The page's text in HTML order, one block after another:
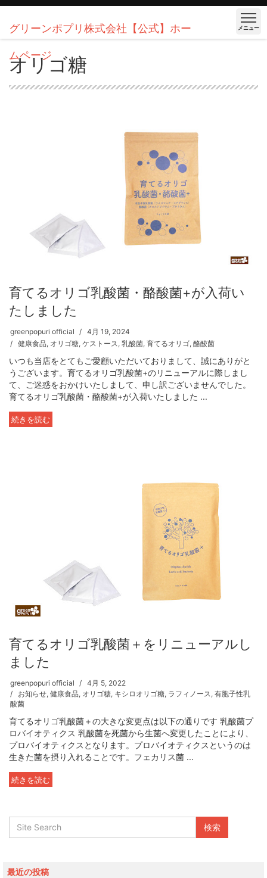
グリーンポプリ株式会社【公式】ホー
ムページ
メニュー
オリゴ糖
育てるオリゴ乳酸菌・酪酸菌+が入荷い
たしました
greenpopuri official
4月 19, 2024
健康食品, オリゴ糖, ケストース, 乳酸菌, 育てるオリゴ, 酪酸菌
いつも当店をとてもご愛顧いただいておりまして、誠にありがと
うございます。育てるオリゴ乳酸菌+のリニューアルに際しまし
て、ご迷惑をおかけいたしまして、申し訳ございませんでした。
育てるオリゴ乳酸菌・酪酸菌+が入荷いたしました ...
続きを読む
育てるオリゴ乳酸菌＋をリニューアルし
ました
greenpopuri official
4月 5, 2022
お知らせ, 健康食品, オリゴ糖, キシロオリゴ糖, ラフィノース , 有胞子性乳
酸菌
育てるオリゴ乳酸菌＋の大きな変更点は以下の通りです 乳酸菌プ
ロバイオティクス 乳酸菌を死菌から生菌へ変更したことにより、
プロバイオティクスとなります。プロバイオティクスというのは
生きた菌を摂り入れることです。フェカリス菌 ...
続きを読む
最近の投稿